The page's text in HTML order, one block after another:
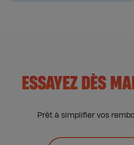
ESSAYEZ DÈS
Prêt à simplifier vos